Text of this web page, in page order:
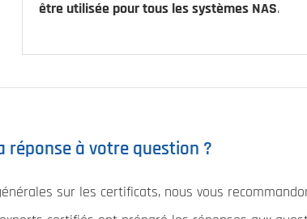
être utilisée pour tous les systèmes NAS.
réponse à votre question ?
sur les certificats, nous vous